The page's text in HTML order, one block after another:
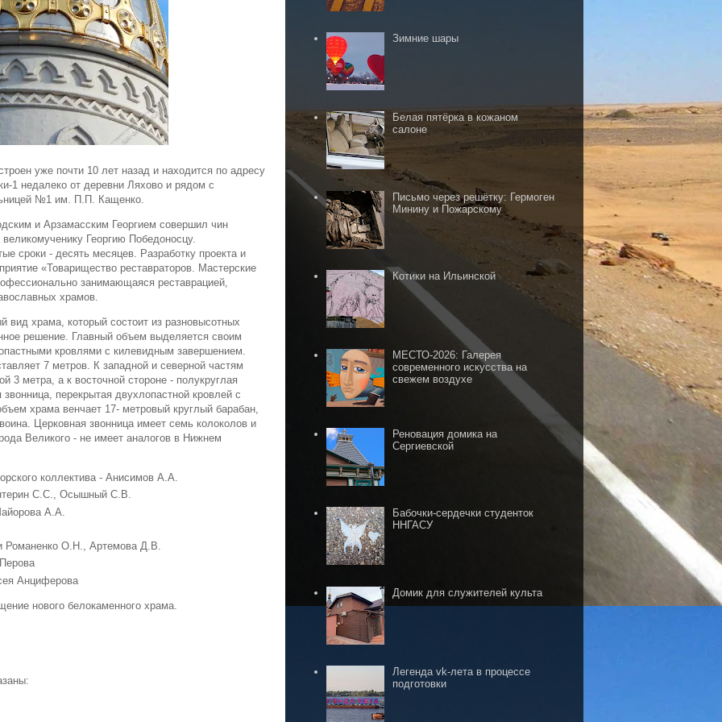
уже почти 10 лет назад и находится по адресу
1 недалеко от деревни Ляхово и рядом с
№1 им. П.П. Кащенко.
и Арзамасским Георгием совершил чин
Георгию Победоносцу.
сроки - десять месяцев. Разработку проекта и
«Товарищество реставраторов. Мастерские
занимающаяся реставрацией,
храмов.
вид храма, который состоит из разновысотных
решение. Главный объем выделяется своим
кровлями с килевидным завершением.
7 метров. К западной и северной частям
3 метра, а к восточной стороне - полукруглая
перекрытая двухлопастной кровлей с
храма венчает 17- метровый круглый барабан,
Церковная звонница имеет семь колоколов и
Великого - не имеет аналогов в Нижнем
коллектива - Анисимов А.А.
С.С., Осышный С.В.
А.А.
Романенко О.Н., Артемова Д.В.
Анциферова
нового белокаменного храма.
Зимние шары
Белая пятёрка в кожаном
салоне
Письмо через решётку: Гермоген
Минину и Пожарскому
Котики на Ильинской
МЕСТО-2026: Галерея
современного искусства на
свежем воздухе
Реновация домика на
Сергиевской
Бабочки-сердечки студенток
ННГАСУ
Домик для служителей культа
Легенда vk-лета в процессе
подготовки